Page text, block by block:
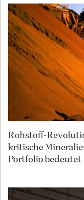
Rohstoff-
kritische
Portfolio bedeutet